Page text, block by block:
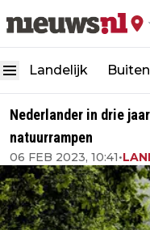
Landelijk
Nederlander in drie
natuurrampen
06 FEB 2023, 10:41•